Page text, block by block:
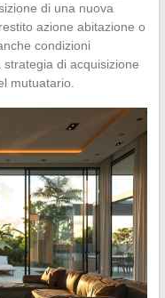
di una nuova
azione abitazione o
condizioni
di acquisizione
mutuatario.